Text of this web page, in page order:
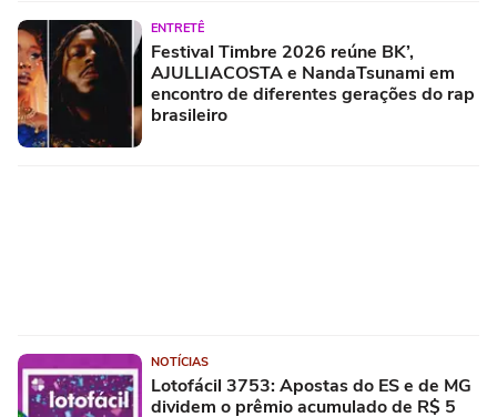
ENTRETÊ
Festival Timbre 2026 reúne BK’,
AJULLIACOSTA e NandaTsunami em
encontro de diferentes gerações do rap
brasileiro
NOTÍCIAS
Lotofácil 3753: Apostas do ES e de MG
dividem o prêmio acumulado de R$ 5